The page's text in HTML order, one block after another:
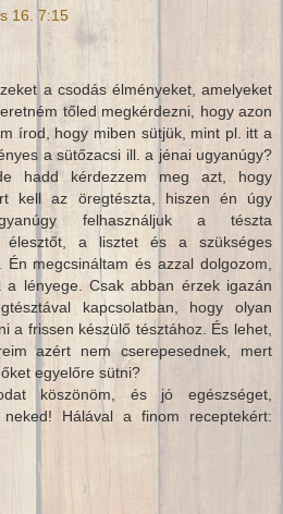
16. 7:15
a csodás élményeket, amelyeket
tőled megkérdezni, hogy azon
írod, hogy miben sütjük, mint pl. itt a
a sütőzacsi ill. a jénai ugyanúgy?
hadd kérdezzem meg azt, hogy
kell az öregtészta, hiszen én úgy
felhasználjuk a tészta
élesztőt, a lisztet és a szükséges
megcsináltam és azzal dolgozom,
a lényege. Csak abban érzek igazán
kapcsolatban, hogy olyan
a frissen készülő tésztához. És lehet,
azért nem cserepesednek, mert
egyelőre sütni?
köszönöm, és jó egészséget,
neked! Hálával a finom receptekért: